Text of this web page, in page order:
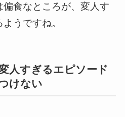
食なところが、変人す
うですね。
人すぎるエピソード
けない